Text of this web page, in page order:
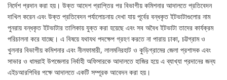
নির্দেশ প্রদান করা হয়। উক্ত আদেশ প্রাপ্তির পর বিভাগীয় কমিশনার আদালতে প্রতিবেদন
দাখিল করেন এবং উক্ত প্রতিবেদন পর্যালোচনায় দেখা যায় পূর্বের বন্ধকৃত ইটভাটাগুলোর নাম
পুনরায় বন্ধকৃত ইটভাটার তালিকায় যুক্ত করা হয়েছে এবং সব অবৈধ ইটভাটা তাদের কার্যক্রম
পরিচালনা করে যাচ্ছে। এ বিষয়ে যথাযথ পদক্ষেপ গ্রহণ করতে না পারায় ঢাকা, চট্টগ্রাম ও
খুলনার বিভাগীয় কমিশনার এবং নীলফামারী, লালমনিরহাট ও কুড়িগ্রামের জেলা প্রশাসক এবং
সাভার ও ধামরাই উপজেলার নির্বাহী অফিসারকে আদালতে হাজির হয়ে এ ব্যাখ্যা প্রদানের জন্য
এইচআরপিবির পক্ষে আদালতে একটি সম্পূরক আবেদন করা হয়।